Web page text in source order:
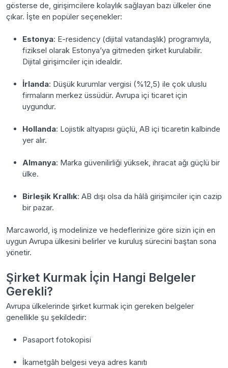
gösterse de, girişimcilere kolaylık sağlayan bazı ülkeler öne
çıkar. İşte en popüler seçenekler:
Estonya: E-residency (dijital vatandaşlık) programıyla,
fiziksel olarak Estonya’ya gitmeden şirket kurulabilir.
Dijital girişimciler için idealdir.
İrlanda: Düşük kurumlar vergisi (%12,5) ile çok uluslu
firmaların merkez üssüdür. Avrupa içi ticaret için
uygundur.
Hollanda: Lojistik altyapısı güçlü, AB içi ticaretin kalbinde
yer alır.
Almanya: Marka güvenilirliği yüksek, ihracat ağı güçlü bir
ülke.
Birleşik Krallık: AB dışı olsa da hâlâ girişimciler için cazip
bir pazar.
Marcaworld, iş modelinize ve hedeflerinize göre sizin için en
uygun Avrupa ülkesini belirler ve kuruluş sürecini baştan sona
yönetir.
Şirket Kurmak İçin Hangi Belgeler
Gerekli?
Avrupa ülkelerinde şirket kurmak için gereken belgeler
genellikle şu şekildedir:
Pasaport fotokopisi
İkametgâh belgesi veya adres kanıtı